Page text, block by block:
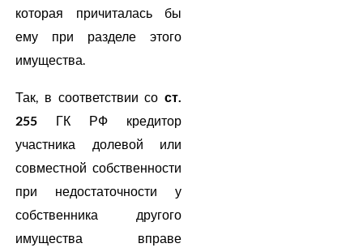
которая причиталась бы
ему при разделе этого
имущества.
Так, в соответствии со ст.
255 ГК РФ кредитор
участника долевой или
совместной собственности
при недостаточности у
собственника другого
имущества вправе